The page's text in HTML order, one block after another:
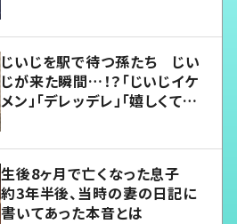
じいじを駅で待つ孫たち じい
じが来た瞬間…！？「じいじイケ
メン」「デレッデレ」「嬉しくて可
生後8ヶ月で亡くなった息子
約3年半後、当時の妻の日記に
書いてあった本音とは